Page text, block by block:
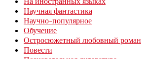
Научная фантастика
Научно-популярное
Обучение
Остросюжетный любовный роман
Повести